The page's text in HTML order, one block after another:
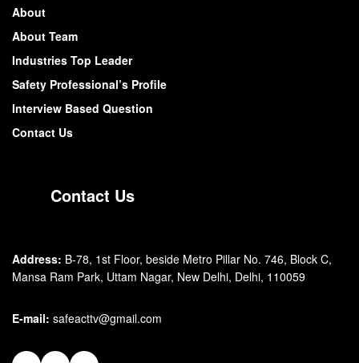
About
About Team
Industries Top Leader
Safety Professional’s Profile
Interview Based Question
Contact Us
Contact Us
Address: B-78, 1st Floor, beside Metro Pillar No. 746, Block C,
Mansa Ram Park, Uttam Nagar, New Delhi, Delhi, 110059
E-mail: safeacttv@gmail.com